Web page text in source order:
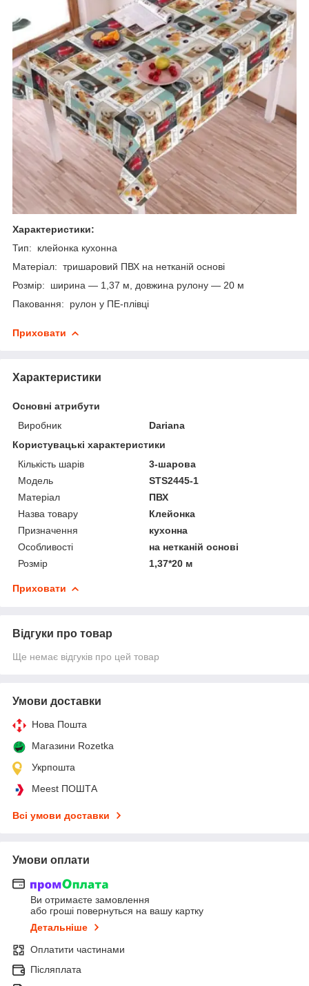
Характеристики:
Тип: клейонка кухонна
Матеріал: тришаровий ПВХ на нетканій основі
Розмір: ширина — 1,37 м, довжина рулону — 20 м
Паковання: рулон у ПЕ-плівці
Приховати
Характеристики
Основні атрибути
Виробник
Dariana
Користувацькі характеристики
Кількість шарів
3-шарова
Мoдель
STS2445-1
Матеріал
ПВХ
Назва товару
Клейонка
Призначення
кухонна
Особливості
на нетканій основі
Розмір
1,37*20 м
Приховати
Відгуки про товар
Ще немає відгуків про цей товар
Умови доставки
Нова Пошта
Магазини Rozetka
Укрпошта
Meest ПОШТА
Всі умови доставки
Умови оплати
Ви отримаєте замовлення
або гроші повернуться на вашу картку
Детальніше
Оплатити частинами
Післяплата